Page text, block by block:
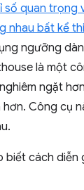
số quan trọng
nhau bất kể
ngưỡng
là một
ngặt
hơn. Công cụ
biết cách diễn